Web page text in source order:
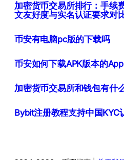
加密货币交易所排行：手续
文友好度与实名认证要求对
币安有电脑pc版的下载吗
币安如何下载APK版本的App
加密货币交易所和钱包有什
Bybit注册教程支持中国KYC